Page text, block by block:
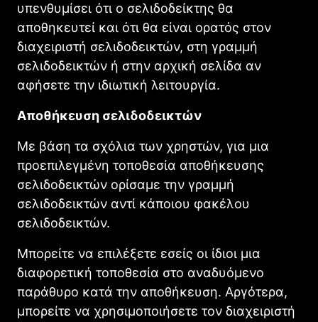
υπενθυμίσει ότι ο σελιδοδείκτης θα
αποθηκευτεί και ότι θα είναι ορατός στον
διαχειριστή σελιδοδεικτών, στη γραμμή
σελιδοδεικτών ή στην αρχική σελίδα αν
αφήσετε την ιδιωτική λειτουργία.
Αποθήκευση σελιδοδεικτών
Με βάση τα σχόλια των χρηστών, για μια
προεπιλεγμένη τοποθεσία αποθήκευσης
σελιδοδεικτών ορίσαμε την γραμμή
σελιδοδεικτών αντί κάποιου φακέλου
σελιδοδεικτών.
Μπορείτε να επιλέξετε εσείς οι ίδιοι μια
διαφορετική τοποθεσία στο αναδυόμενο
παράθυρο κατά την αποθήκευση. Αργότερα,
μπορείτε να χρησιμοποιήσετε τον διαχειριστή